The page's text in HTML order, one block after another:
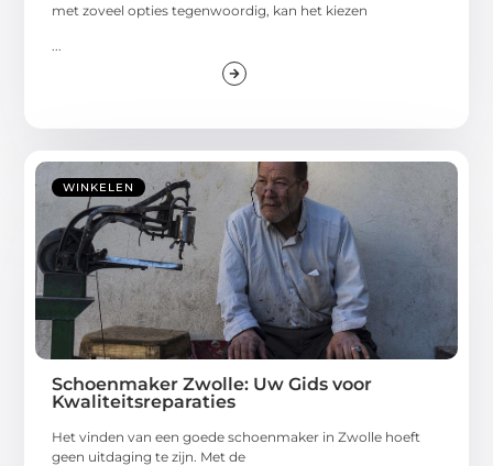
met zoveel opties tegenwoordig, kan het kiezen
...
WINKELEN
Schoenmaker Zwolle: Uw Gids voor
Kwaliteitsreparaties
Het vinden van een goede schoenmaker in Zwolle hoeft
geen uitdaging te zijn. Met de